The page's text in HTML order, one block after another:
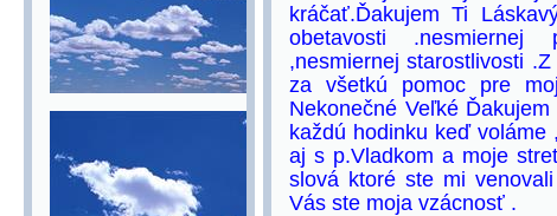
kráčať.Ďakujem Ti
obetavosti .nesmiernej
,nesmiernej starostlivosti
za všetkú pomoc pre
Nekonečné Veľké
každú hodinku keď
aj s p.Vladkom a moje
slová ktoré ste mi
Vás ste moja vzácnosť .